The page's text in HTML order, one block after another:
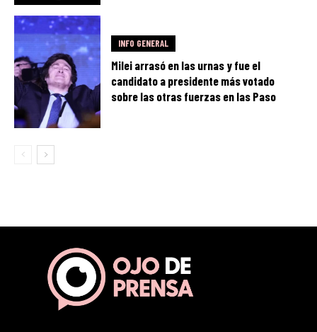
INFO GENERAL
Milei arrasó en las urnas y fue el
candidato a presidente más votado
sobre las otras fuerzas en las Paso